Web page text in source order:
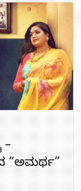
–
“ಅಮರ್ಥ”